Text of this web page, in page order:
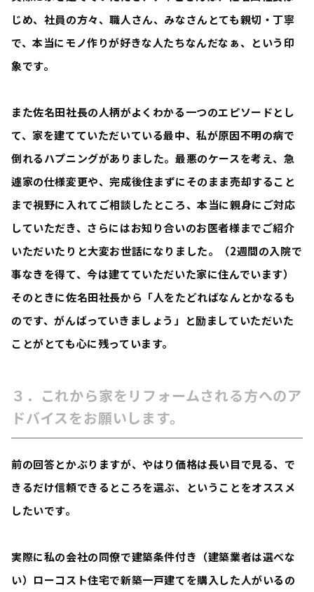
じめ、社員の方々、職人さん、みなさんとても親切・丁寧
で、本当にモノ作りが好きな人たちなんだなぁ、という印
象です。
また佐名田社長の人柄がよくわかる一つのエピソードとし
て、家を建てていただいている最中、私が原因不明の病で
倒れるハプニングがありました。最悪のケースを考え、急
遽家の仕様変更や、完成後住まずにそのまま売却すること
まで視野に入れてご相談したところ、本当に親身にご対応
していただき、さらにはお知り合いのお医者様までご紹介
いただいたりと大変お世話になりました。（2週間の入院で
事なきを得て、今は建てていただいた家に住んでいます）
そのときに佐名田社長から「人をたどればなんとかなるも
のです、がんばっていきましょう」と励ましていただいた
ことがとても心に残っています。
３．これから家をリフォームされる方へのア
ドバイスをお願いします。
前の回答とかぶりますが、やはり価格は長い目で見る、で
きるだけ信頼できるところを選ぶ、ということをオススメ
したいです。
実際に私の会社の同僚で建築条件付き（建築業者は選べな
い）ローコスト住宅で新築一戸建てを購入した人がいるの